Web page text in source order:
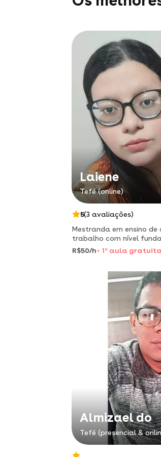
Laiene
Tefé (online)
5(3 avaliações)
Mestranda em ensino
trabalho com nível
superior.
R$50/h 1 a aula
Almizael do
Tefé (presencial &